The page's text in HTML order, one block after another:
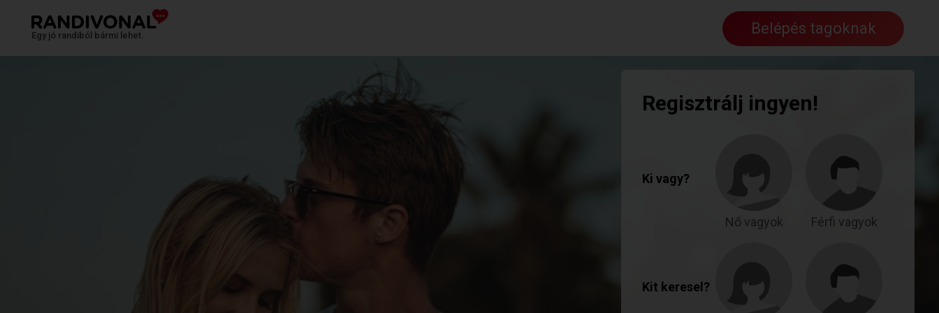
Egy jó randiból bármi lehet. Belépés tagoknak
Regisztrálj ingyen!
Ki vagy?
Nő vagyok Férfi vagyok
Kit keresel?